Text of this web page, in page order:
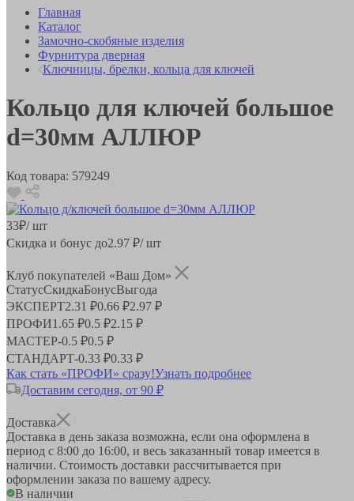
Главная
Каталог
Замочно-скобяные изделия
Фурнитура дверная
Ключницы, брелки, кольца для ключей
Кольцо для ключей большое
d=30мм АЛЛЮР
Код товара: 579249
33₽/ шт
Скидка и бонус до2.97 ₽/ шт
Клуб покупателей «Ваш Дом»
СтатусСкидкаБонусВыгода
ЭКСПЕРТ2.31 ₽0.66 ₽2.97 ₽
ПРОФИ1.65 ₽0.5 ₽2.15 ₽
МАСТЕР-0.5 ₽0.5 ₽
СТАНДАРТ-0.33 ₽0.33 ₽
Как стать «ПРОФИ» сразу!Узнать подробнее
Доставим сегодня, от 90 ₽
Доставка
Доставка в день заказа возможна, если она оформлена в
период с 8:00 до 16:00, и весь заказанный товар имеется в
наличии. Стоимость доставки рассчитывается при
оформлении заказа по вашему адресу.
В наличии